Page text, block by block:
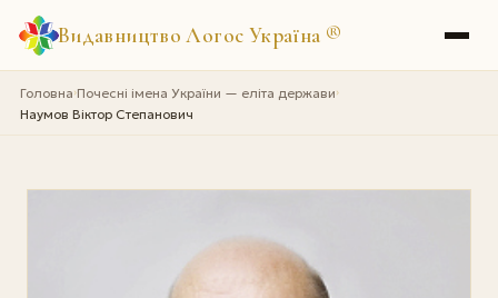
Видавництво Логос Україна ®
Головна›Почесні імена України — еліта держави›
Наумов Віктор Степанович